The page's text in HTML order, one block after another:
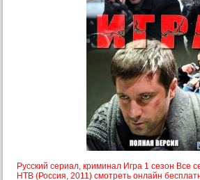
Русский сериал, криминал Игра 1 сезон Все
НТВ (Россия, 2011) смотреть онлайн